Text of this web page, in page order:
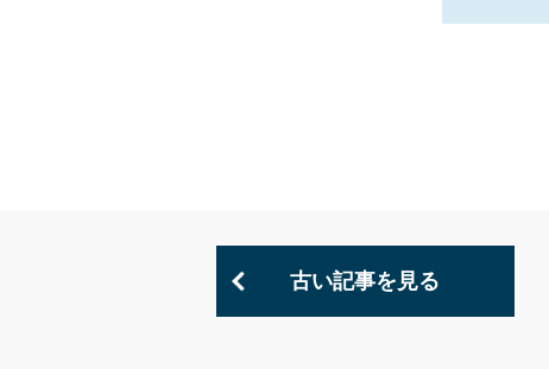
古い記事を見る